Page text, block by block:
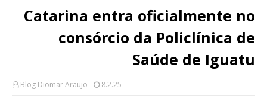
Catarina entra oficialmente no
consórcio da Policlínica de
Saúde de Iguatu
Blog Diomar Araujo 8.2.25